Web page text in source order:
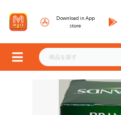
Download in App
store